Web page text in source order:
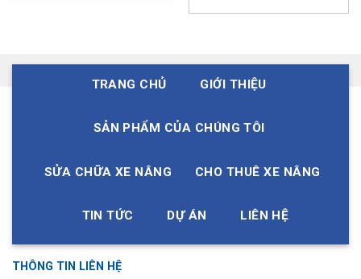
TRANG CHỦ GIỚI THIỆU
SẢN PHẨM CỦA CHÚNG TÔI
SỬA CHỮA XE NÂNG CHO THUÊ XE NÂNG
TIN TỨC DỰ ÁN LIÊN HỆ
THÔNG TIN LIÊN HỆ